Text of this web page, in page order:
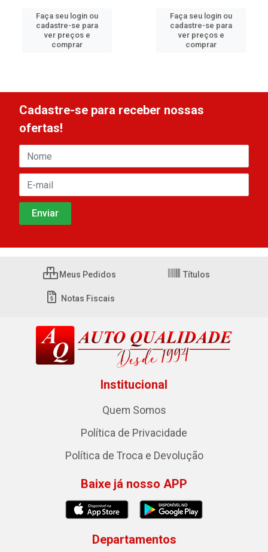
Faça seu login ou
cadastre-se para
ver preços e
comprar
Faça seu login ou
cadastre-se para
ver preços e
comprar
Cadastre-se para receber nossas
ofertas!
Meus Pedidos Títulos
Notas Fiscais
Institucional
Quem Somos
Política de Privacidade
Política de Troca e Devolução
Baixe já nosso APP
Departamentos